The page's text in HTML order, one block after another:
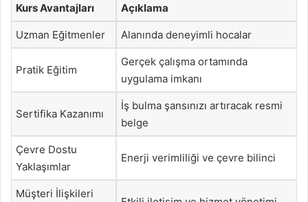
Kurs Avantajları Açıklama
Uzman Eğitmenler Alanında deneyimli hocalar
Pratik Eğitim
Gerçek çalışma ortamında
uygulama imkanı
Sertifika Kazanımı
İş bulma şansınızı artıracak resmi
belge
Çevre Dostu
Yaklaşımlar
Enerji verimliliği ve çevre bilinci
Müşteri İlişkileri